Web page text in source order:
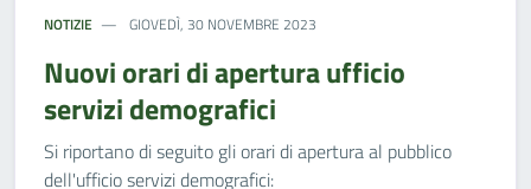
NOTIZIE GIOVEDÌ, 30 NOVEMBRE 2023
Nuovi orari di apertura ufficio
servizi demografici
Si riportano di seguito gli orari di apertura al pubblico
dell'ufficio servizi demografici: